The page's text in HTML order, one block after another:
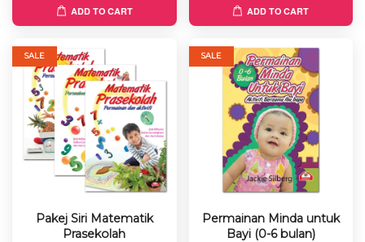
ADD TO CART ADD TO CART
SALE
Pakej Siri Matematik
Prasekolah
SALE
Permainan Minda untuk
Bayi (0-6 bulan)